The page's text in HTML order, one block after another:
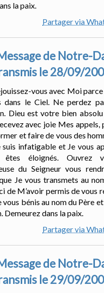
la paix.
Partager via
de Notre-
le 28/09/
vous avec Moi
dans le Ciel. Ne perdez
Dieu est votre bien
avec joie Mes appels,
et faire de vous des
suis infatigable et Je vous
êtes éloignés.
du Seigneur vous
Je vous transmets au
de M’avoir permis de vous
vous bénis au nom du Père
Demeurez dans la paix.
Partager via
de Notre-
le 29/09/